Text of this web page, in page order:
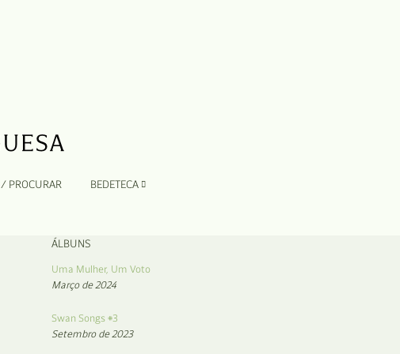
/ PROCURAR BEDETECA
ÁLBUNS
Uma Mulher, Um Voto
Março de 2024
Swan Songs #3
Setembro de 2023